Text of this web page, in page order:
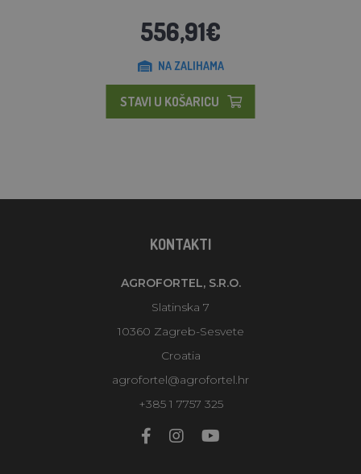
556,91€
NA ZALIHAMA
STAVI U KOŠARICU
KONTAKTI
AGROFORTEL, S.R.O.
Slatinska 7
10360 Zagreb-Sesvete
Croatia
agrofortel@agrofortel.hr
+385 1 7757 325